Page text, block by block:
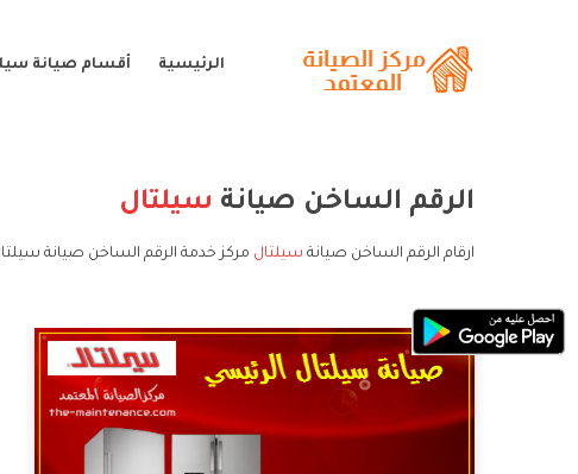
الرئيسية أقسام صيانة
الرقم الساخن صيانة سيلتال
ارقام الرقم الساخن صيانة سيلتال مركز خدمة الرقم الساخن صيانة